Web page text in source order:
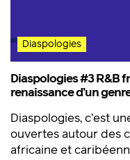
Diaspologies
Diaspologies #3 R&B
renaissance d’un
Diaspologies, c’est
ouvertes autour des
africaine et